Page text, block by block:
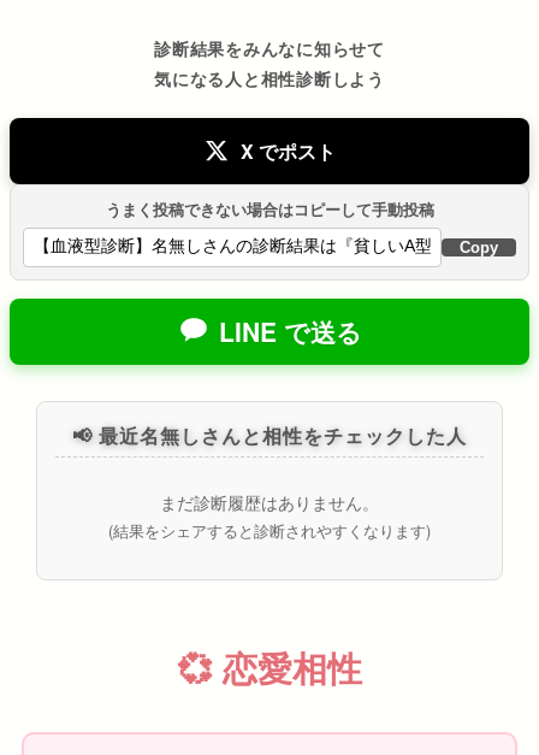
診断結果をみんなに知らせて
気になる人と相性診断しよう
X でポスト
うまく投稿できない場合はコピーして手動投稿
Copy
LINE で送る
📢 最近名無しさんと相性をチェックした人
まだ診断履歴はありません。
(結果をシェアすると診断されやすくなります)
💞 恋愛相性